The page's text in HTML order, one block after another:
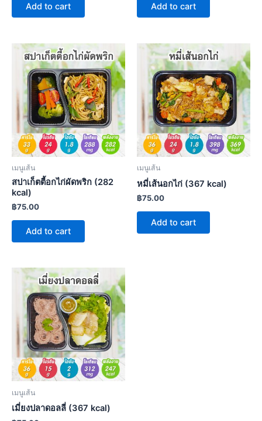
Add to cart Add to cart
เมนูเส้น
สปาเก็ตตี้อกไก่ผัดพริก (282
kcal)
฿75.00
Add to cart
เมนูเส้น
หมี่เส้นอกไก่ (367 kcal)
฿75.00
Add to cart
เมนูเส้น
เมี่ยงปลาดอลลี่ (367 kcal)